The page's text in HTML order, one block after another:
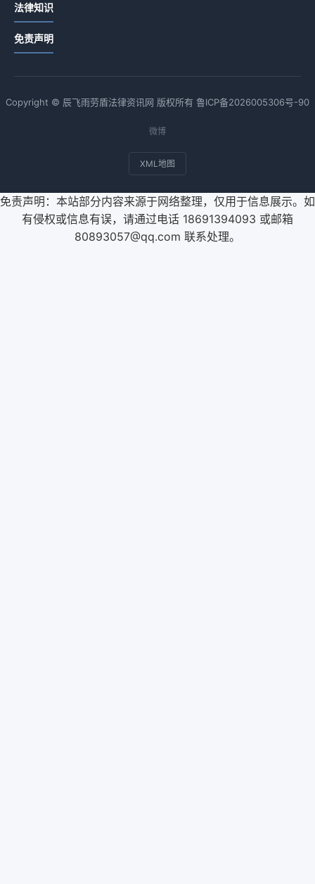
法律知识
免责声明
Copyright © 辰飞雨劳盾法律资讯网 版权所有 鲁ICP备2026005306号-90
微博
XML地图
免责声明：本站部分内容来源于网络整理，仅用于信息展示。如
有侵权或信息有误，请通过电话 18691394093 或邮箱
80893057@qq.com 联系处理。